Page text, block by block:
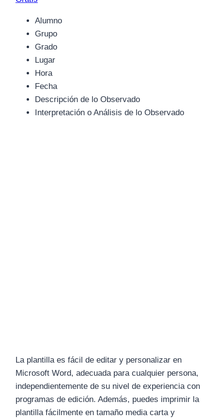
Alumno
Grupo
Grado
Lugar
Hora
Fecha
Descripción de lo Observado
Interpretación o Análisis de lo Observado
La plantilla es fácil de editar y personalizar en
Microsoft Word, adecuada para cualquier persona,
independientemente de su nivel de experiencia con
programas de edición. Además, puedes imprimir la
plantilla fácilmente en tamaño media carta y